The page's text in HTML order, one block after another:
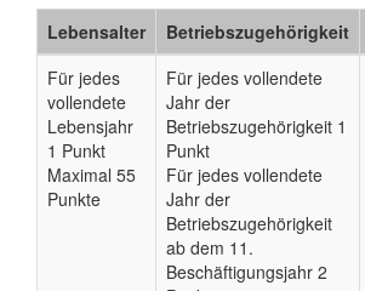
Lebensalter
Betriebszugehörigkeit
Für jedes
vollendete
Lebensjahr
1 Punkt
Maximal 55
Punkte
Für jedes vollendete
Jahr der
Betriebszugehörigkeit 1
Punkt
Für jedes vollendete
Jahr der
Betriebszugehörigkeit
ab dem 11.
Beschäftigungsjahr 2